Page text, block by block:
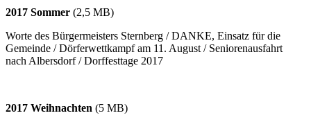
2017 Sommer (2,5 MB)
Worte des Bürgermeisters Sternberg / DANKE, Einsatz für die
Gemeinde / Dörferwettkampf am 11. August / Seniorenausfahrt
nach Albersdorf / Dorffesttage 2017
2017 Weihnachten (5 MB)